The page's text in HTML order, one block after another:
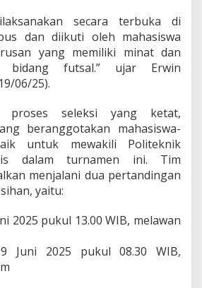
r
n
a
m
n
s
a
l
B
h
a
a
a
secara terbuka di
dan diikuti oleh mahasiswa
yang memiliki minat dan
bidang futsal.” ujar Erwin
06/25).
proses seleksi yang ketat,
beranggotakan mahasiswa-
untuk mewakili Politeknik
dalam turnamen ini. Tim
menjalani dua pertandingan
yaitu:
2025 pukul 13.00 WIB, melawan
Juni 2025 pukul 08.30 WIB,